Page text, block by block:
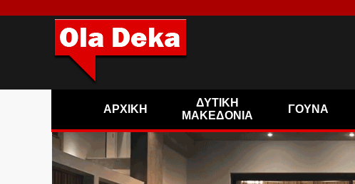
ΑΡΧΙΚΗ
ΔΥΤΙΚΗ
ΜΑΚΕΔΟΝΙΑ
ΓΟΥΝΑ